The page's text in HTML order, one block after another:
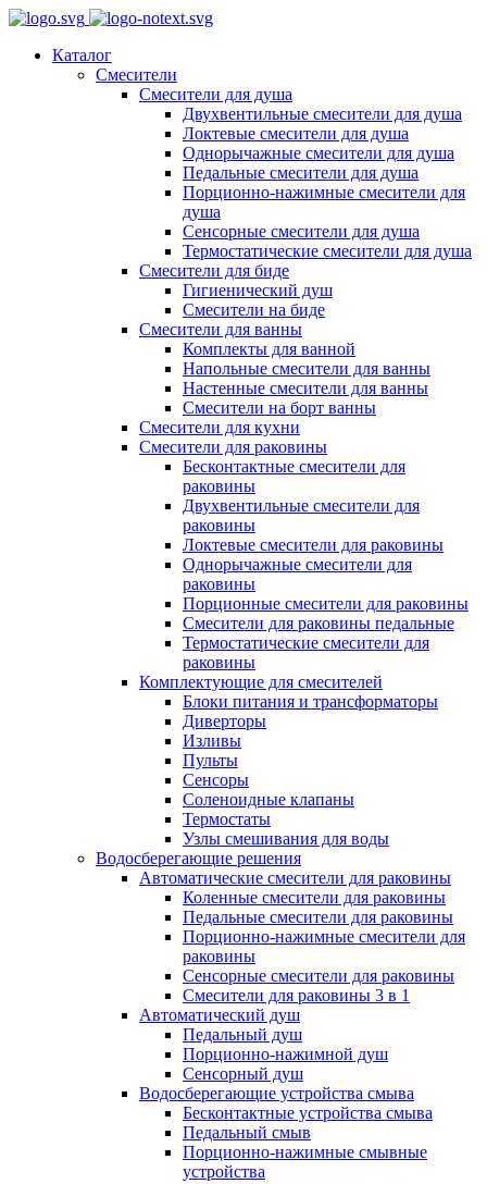
Каталог
Смесители
Смесители для душа
Двухвентильные смесители для душа
Локтевые смесители для душа
Однорычажные смесители для душа
Педальные смесители для душа
Порционно-нажимные смесители для
душа
Сенсорные смесители для душа
Термостатические смесители для душа
Смесители для биде
Гигиенический душ
Смесители на биде
Смесители для ванны
Комплекты для ванной
Напольные смесители для ванны
Настенные смесители для ванны
Смесители на борт ванны
Смесители для кухни
Смесители для раковины
Бесконтактные смесители для
раковины
Двухвентильные смесители для
раковины
Локтевые смесители для раковины
Однорычажные смесители для
раковины
Порционные смесители для раковины
Смесители для раковины педальные
Термостатические смесители для
раковины
Комплектующие для смесителей
Блоки питания и трансформаторы
Диверторы
Изливы
Пульты
Сенсоры
Соленоидные клапаны
Термостаты
Узлы смешивания для воды
Водосберегающие решения
Автоматические смесители для раковины
Коленные смесители для раковины
Педальные смесители для раковины
Порционно-нажимные смесители для
раковины
Сенсорные смесители для раковины
Смесители для раковины 3 в 1
Автоматический душ
Педальный душ
Порционно-нажимной душ
Сенсорный душ
Водосберегающие устройства смыва
Бесконтактные устройства смыва
Педальный смыв
Порционно-нажимные смывные
устройства